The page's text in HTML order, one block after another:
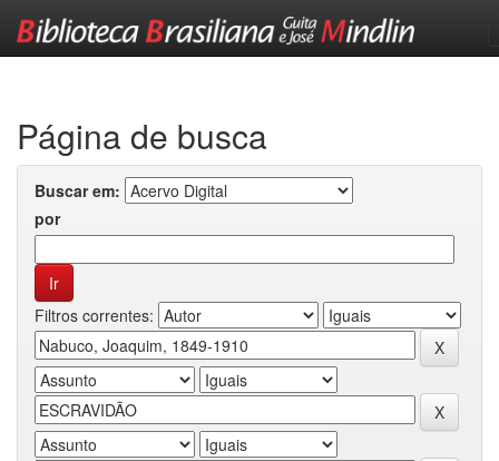
Página de busca
Buscar em:
por
Filtros correntes: